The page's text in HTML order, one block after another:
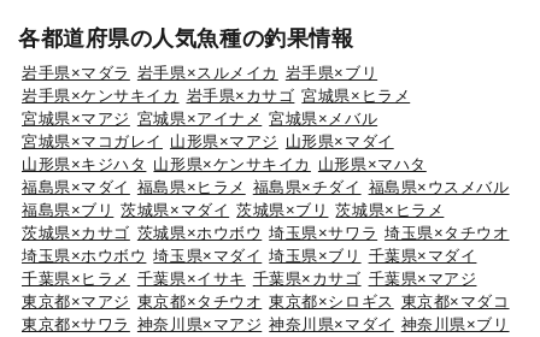
各都道府県の人気魚種の釣果情報
岩手県×マダラ 岩手県×スルメイカ 岩手県×ブリ
岩手県×ケンサキイカ 岩手県×カサゴ 宮城県×ヒラメ
宮城県×マアジ 宮城県×アイナメ 宮城県×メバル
宮城県×マコガレイ
山形県×マアジ 山形県×マダイ
山形県×キジハタ 山形県×ケンサキイカ
山形県×マハタ
福島県×マダイ 福島県×ヒラメ 福島県×チダイ 福島県×ウスメバル
福島県×ブリ
茨城県×マダイ 茨城県×ブリ
茨城県×ヒラメ
茨城県×カサゴ 茨城県×ホウボウ 埼玉県×サワラ 埼玉県×タチウオ
埼玉県×ホウボウ 埼玉県×マダイ 埼玉県×ブリ
千葉県×マダイ
千葉県×ヒラメ 千葉県×イサキ 千葉県×カサゴ 千葉県×マアジ
東京都×マアジ 東京都×タチウオ 東京都×シロギス 東京都×マダコ
東京都×サワラ 神奈川県×マアジ 神奈川県×マダイ 神奈川県×ブリ